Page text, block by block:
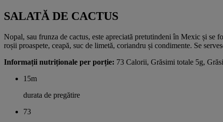
SALATĂ DE CACTUS
Nopal, sau frunza de cactus, este apreciată pretutindeni în Mexic și se
roșii proaspete, ceapă, suc de limetă, coriandru și condimente. Se
Informații nutriționale per porție: 73 Calorii, Grăsimi totale 5g,
15m
durata de pregătire
73